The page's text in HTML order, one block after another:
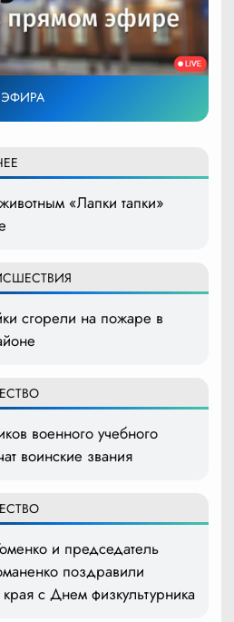
«Лапки тапки»
сгорели на пожаре в
военного учебного
воинские звания
и председатель
поздравили
с Днем физкультурника